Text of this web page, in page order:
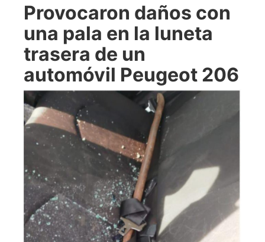
Provocaron daños con
una pala en la luneta
trasera de un
automóvil Peugeot 206